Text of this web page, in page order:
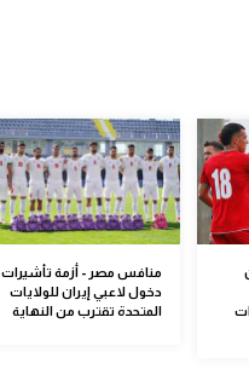
منافس مصر - أزمة تأشيرات
دخول لاعبي إيران للولايات
المتحدة تقترب من النهاية